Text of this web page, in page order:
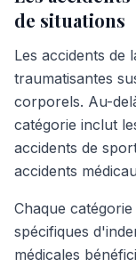
de situations
Les accidents de
traumatisantes
corporels. Au-
catégorie inclut
accidents de
accidents
Chaque
spécifiques
médicales